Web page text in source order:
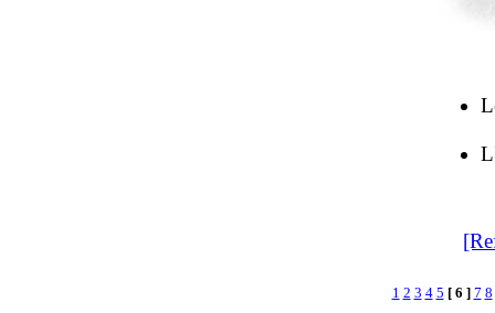
1 2 3 4 5 [ 6 ] 7 8